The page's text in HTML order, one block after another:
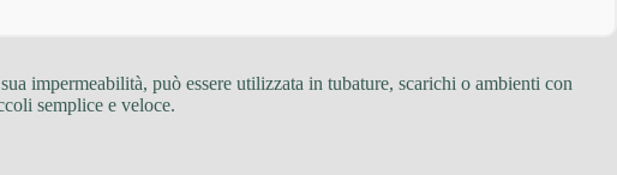
impermeabilità, può essere utilizzata in tubature, scarichi o ambienti con
semplice e veloce.